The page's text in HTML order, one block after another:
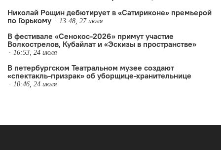
Николай Рощин дебютирует в «Сатириконе» премьерой
по Горькому
13:48, 27 июля
В фестивале «Сенокос-2026» примут участие
Волкострелов, Кубайлат и «Эскизы в пространстве»
16:53, 24 июля
В петербургском Театральном музее создают
«спектакль-призрак» об уборщице-хранительнице
10:46, 24 июля